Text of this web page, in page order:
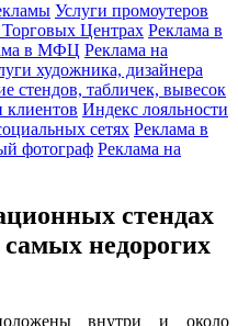
Услуги промоутеров
Центрах Реклама в
в МФЦ Реклама на
художника, дизайнера
стендов, табличек, вывесок
клиентов Индекс лояльности
сетях Реклама в
фотограф Реклама на
стендах
самых недорогих
внутри и около